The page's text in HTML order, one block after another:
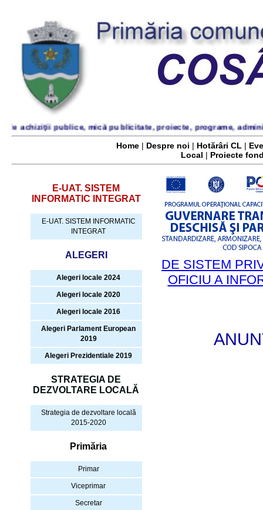
publice, mică publicitate, proiecte, programe,
Home | Despre noi | Hotărâri CL |
Local | Proiecte
E-UAT. SISTEM
INFORMATIC INTEGRAT
E-UAT. SISTEM INFORMATIC
INTEGRAT
ALEGERI
Alegeri locale 2024
Alegeri locale 2020
Alegeri locale 2016
Alegeri Parlament European
2019
Alegeri Prezidentiale 2019
STRATEGIA DE
DEZVOLTARE LOCALĂ
Strategia de dezvoltare locală
2015-2020
Primăria
Primar
Viceprimar
Secretar
DE SISTEM
OFICIU A